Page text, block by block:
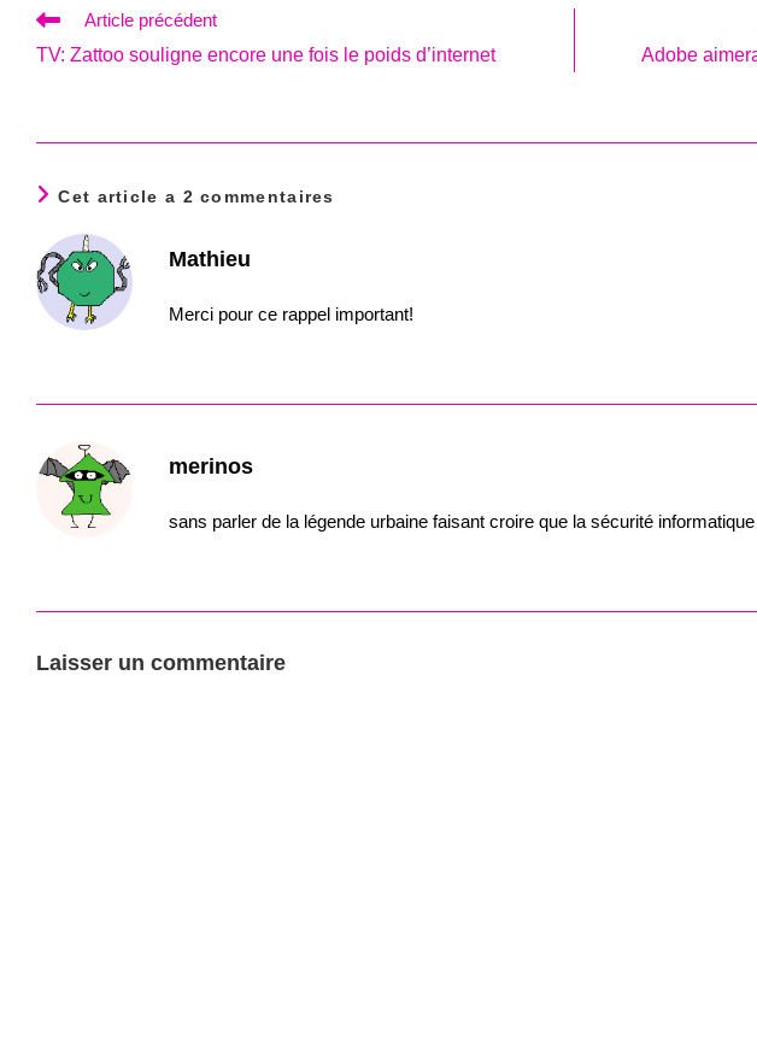
Read
articles
Article précédent
TV: Zattoo souligne encore une fois le poids d’internet
Adobe
Cet article a 2 commentaires
Mathieu
Merci pour ce rappel important!
merinos
sans parler de la légende urbaine faisant croire que la sécurité
Laisser un commentaire